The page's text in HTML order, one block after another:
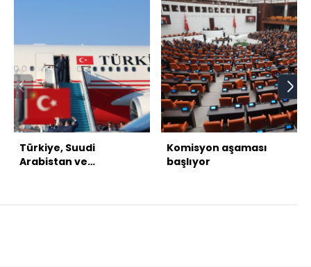
Türkiye, Suudi
Arabistan ve
Komisyon aşaması
başlıyor